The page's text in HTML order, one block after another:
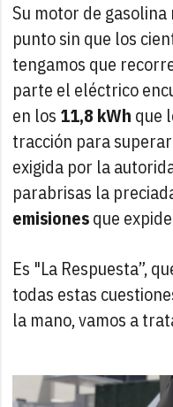
Su motor de
punto sin que los
tengamos que
parte el eléctrico
en los 11,8 kWh que
tracción para
exigida por la
parabrisas la
emisionesque
Es "La Respuesta”,
todas estas
la mano, vamos a